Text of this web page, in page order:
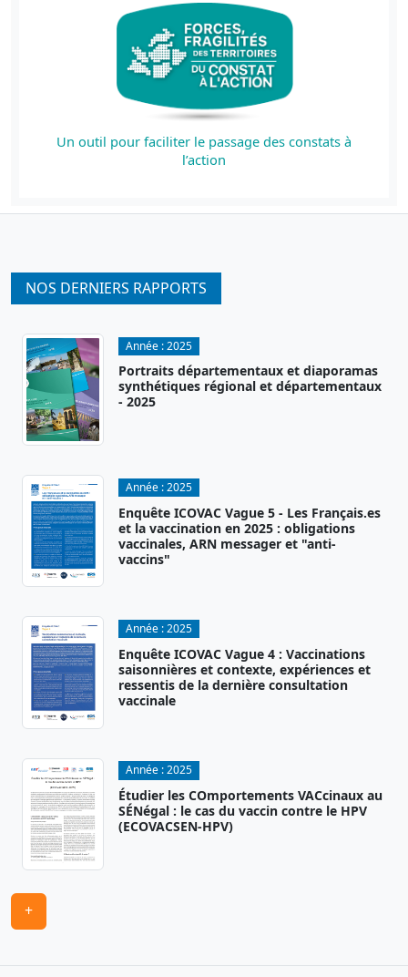
Un outil pour faciliter le passage des constats à
l’action
NOS DERNIERS RAPPORTS
Année :2025
Portraits départementaux et diaporamas
synthétiques régional et départementaux
- 2025
Année :2025
Enquête ICOVAC Vague 5 - Les Français.es
et la vaccination en 2025 : obligations
vaccinales, ARN messager et "anti-
vaccins"
Année :2025
Enquête ICOVAC Vague 4 : Vaccinations
saisonnières et contexte, expériences et
ressentis de la dernière consultation
vaccinale
Année :2025
Étudier les COmportements VACcinaux au
SÉNégal : le cas du vaccin contre le HPV
(ECOVACSEN-HPV)
+